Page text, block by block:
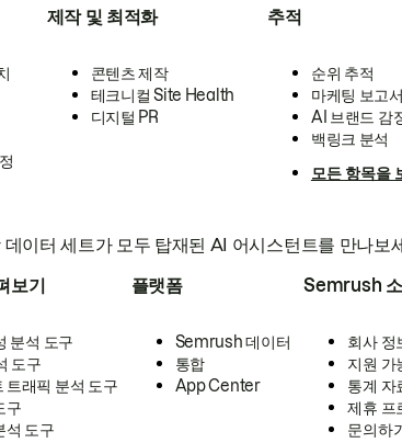
제작 및 최적화
콘텐츠 제작
테크니컬 Site Health
디지털 PR
추적
순위 추적
마케팅 보고
AI 브랜드 감
백링크 분석
모든 항목을
이터 세트가 모두 탑재된 AI 어시스턴트를 만나보
보기
분석 도구
도구
트래픽 분석 도구
구
석 도구
플랫폼
Semrush 데이터
통합
App Center
Semrush
회사 정
지원 가
통계 자
제휴 프
문의하